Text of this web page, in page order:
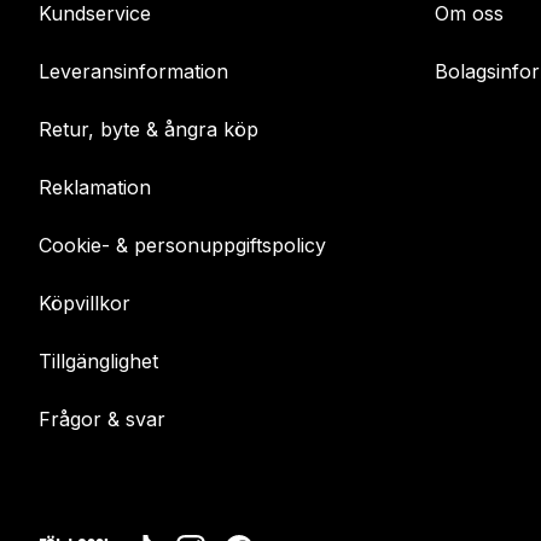
Kundservice
Leveransinformation
Retur, byte & ångra köp
Reklamation
Cookie- & personuppgiftspolicy
Köpvillkor
Tillgänglighet
Frågor & svar
Om oss